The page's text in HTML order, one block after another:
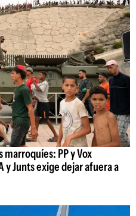
PP y Vox
y Junts exige dejar afuera a